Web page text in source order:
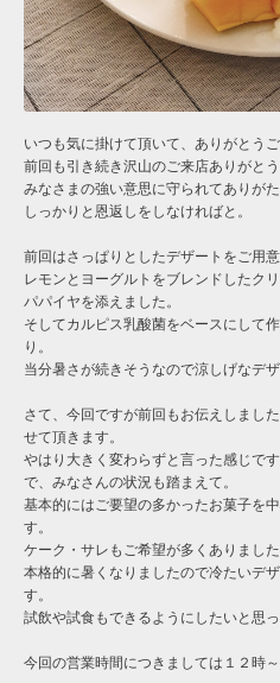
いつも気に掛けて頂いて、ありがとう
前回も引き続き沢山のご来店ありがと
みなさまの強い意思に守られてありが
しっかりと恩返しをしなければと。
前回はさっぱりとしたデザートをご用
レモンとヨーグルトをブレンドしたク
パパイヤを添えました。
そしてカルピス乳酸菌をベースにして
り。
当分暑さが続きそうなので涼しげなデ
さて、今回ですが前回もお伝えしまし
せて頂きます。
やはり大きく変わらずと言った感じで
で、みなさんの状況も踏まえて。
基本的にはご要望の多かったお菓子を
す。
ケーク・サレもご希望が多くありまし
本格的に暑くなりましたので冷たいデ
す。
試飲や試食もできるようにしたいと思
今回の営業時間につきましては１２時